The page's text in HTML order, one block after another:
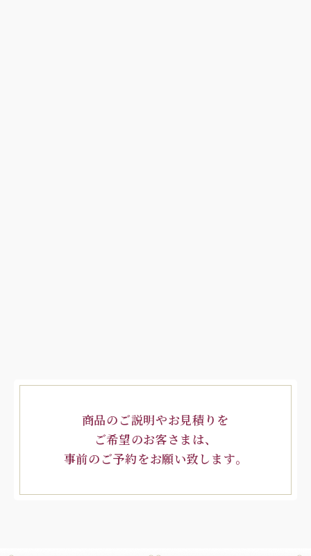
商品のご説明やお見積りを
ご希望のお客さまは、
事前のご予約をお願い致します。